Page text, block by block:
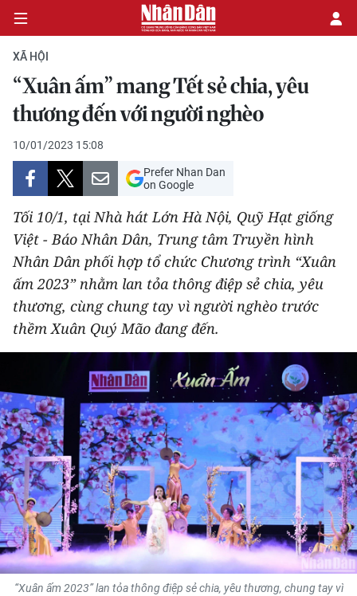
CHÍNH TRỊ
KINH TẾ
VĂN HÓA
XÃ HỘI
PHÁP LUẬT
DU LỊCH
THẾ GIỚI
GIÁO DỤC
Y TẾ
KHOA HỌC - CÔNG NGHỆ
MÔI TRƯỜNG
BẠN ĐỌC
XÃ HỘI
“Xuân ấm” mang Tết sẻ chia, yêu
thương đến với người nghèo
10/01/2023 15:08
Prefer Nhan Dan
on Google
Tối 10/1, tại Nhà hát Lớn Hà Nội, Quỹ Hạt giống
Việt - Báo Nhân Dân, Trung tâm Truyền hình
Nhân Dân phối hợp tổ chức Chương trình “Xuân
ấm 2023” nhằm lan tỏa thông điệp sẻ chia, yêu
thương, cùng chung tay vì người nghèo trước
thềm Xuân Quý Mão đang đến.
“Xuân ấm 2023” lan tỏa thông điệp sẻ chia, yêu thương, chung tay vì